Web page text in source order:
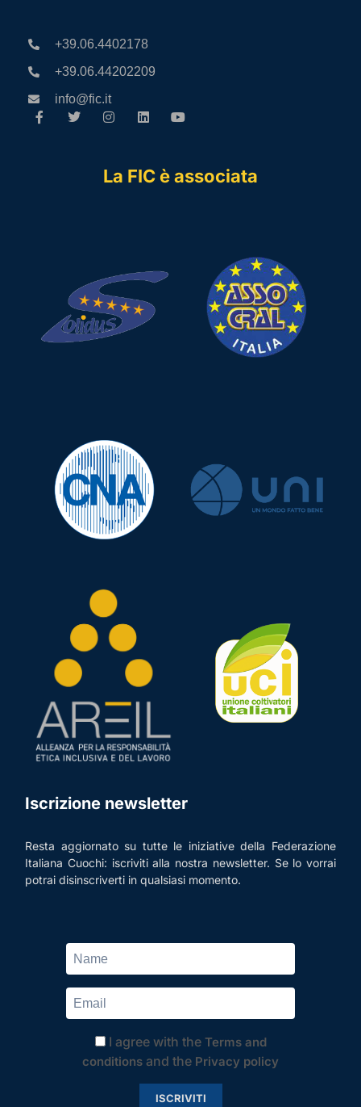
+39.06.4402178
+39.06.44202209
info@fic.it
La FIC è associata
Iscrizione newsletter
Resta aggiornato su tutte le iniziative della Federazione
Italiana Cuochi: iscriviti alla nostra newsletter. Se lo vorrai
potrai disinscriverti in qualsiasi momento.
I agree with the Terms and
conditions and the Privacy policy
ISCRIVITI